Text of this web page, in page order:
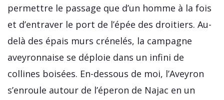
permettre le passage que d’un homme à la fois
et d’entraver le port de l’épée des droitiers. Au-
delà des épais murs crénelés, la campagne
aveyronnaise se déploie dans un infini de
collines boisées. En-dessous de moi, l’Aveyron
s’enroule autour de l’éperon de Najac en un